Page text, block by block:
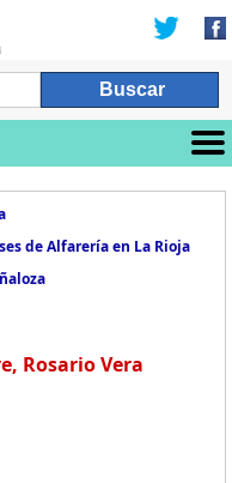
de Alfarería en La Rioja
Rosario Vera